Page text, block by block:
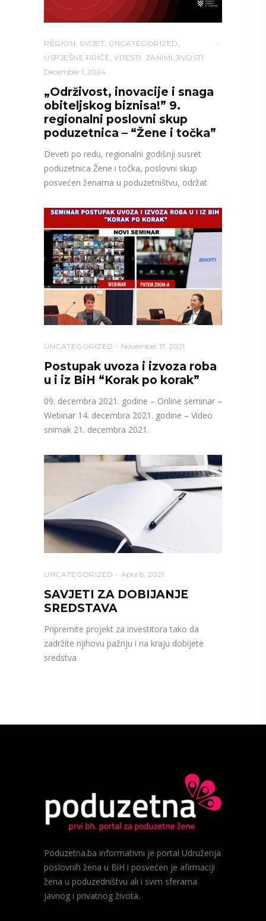
REGION SVIJET UNCATEGORIZED
USPJEŠNE PRIČE VIJESTI
ZANIMLJIVOSTI
December 1, 2024
„Održivost, inovacije i snaga
obiteljskog biznisa!” 9.
regionalni poslovni skup
poduzetnica – “Žene i točka”
Deveti po redu, regionalni godišnji susret
poduzetnica Žene i točka, poslovni skup
posvećen ženama u poduzetništvu, održat
UNCATEGORIZED November 17, 2021
Postupak uvoza i izvoza roba
u i iz BiH “Korak po korak”
09. decembra 2021. godine – Online seminar –
Webinar 14. decembra 2021. godine – Video
snimak 21. decembra 2021.
UNCATEGORIZED April 8, 2021
SAVJETI ZA DOBIJANJE
SREDSTAVA
Pripremite projekt za investitora tako da
zadržite njihovu pažnju i na kraju dobijete
sredstva
Poduzetna.ba informativni je portal Udruženja
poslovnih žena u BiH i posvećen je afirmaciji
žena u poduzedništvu ali i svim sferama
javnog i privatnog života.